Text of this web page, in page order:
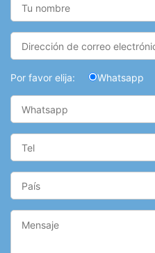
Por favor elija: Whatsapp